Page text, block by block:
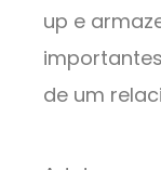
up e
de um